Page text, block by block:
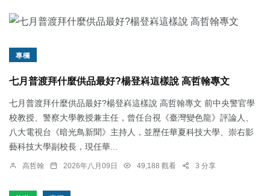
專欄
七月普渡拜什麼供品最好?楊登嵙這樣說 高哲翰專文
七月普渡拜什麼供品最好?楊登嵙這樣說 高哲翰專文 前中央警官學
校教授、警察大學教授兼主任，曾任台視《臺灣變色龍》評論人、
八大電視台《暗光鳥新聞》主持人，並歷任華夏科技大學、崇右影
藝科技大學副校長，現任華...
高哲翰 2026年八月09日 49,188 觀看 3 分享